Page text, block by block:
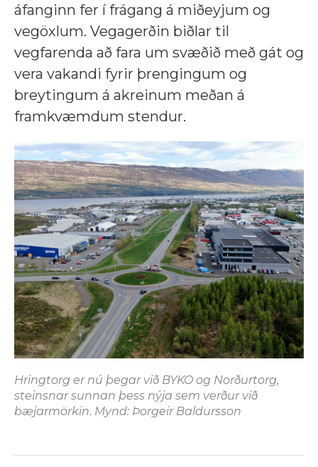
áfanginn fer í frágang á miðeyjum og
vegöxlum. Vegagerðin biðlar til
vegfarenda að fara um svæðið með gát og
vera vakandi fyrir þrengingum og
breytingum á akreinum meðan á
framkvæmdum stendur.
Hringtorg er nú þegar við BYKO og Norðurtorg,
steinsnar sunnan þess nýja sem verður við
bæjarmörkin. Mynd: Þorgeir Baldursson